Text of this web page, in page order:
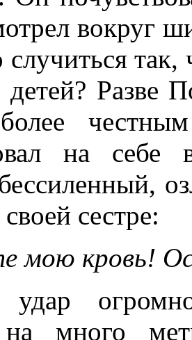
вокруг
случиться
Разве
на себе
сестре:
мою кровь!
на много